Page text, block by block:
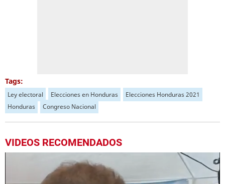
Tags:
Ley electoral Elecciones en Honduras
Elecciones Honduras 2021
Honduras
Congreso Nacional
VIDEOS RECOMENDADOS